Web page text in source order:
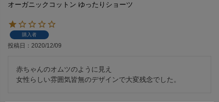
オーガニックコットン ゆったりショーツ
購入者
投稿日 2020/12/09
赤ちゃんのオムツのように見え